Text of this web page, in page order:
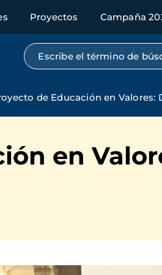
Proyectos Campaña
Búsqueda por texto
de Educación en Valores:
en